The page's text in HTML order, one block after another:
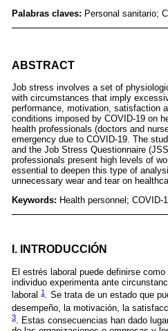
Palabras claves: Personal sanitario;
ABSTRACT
Job stress involves a set of
with circumstances that imply
performance, motivation, satisfaction
conditions imposed by COVID-19 on
health professionals (doctors and
emergency due to COVID-19. The
and the Job Stress Questionnaire
professionals present high levels of
essential to deepen this type of
unnecessary wear and tear on
Keywords: Health personnel; COVID-
I. INTRODUCCIÓN
El estrés laboral puede definirse
individuo experimenta ante
laboral 1 . Se trata de un estado que
desempeño, la motivación, la
3. Estas consecuencias han dado